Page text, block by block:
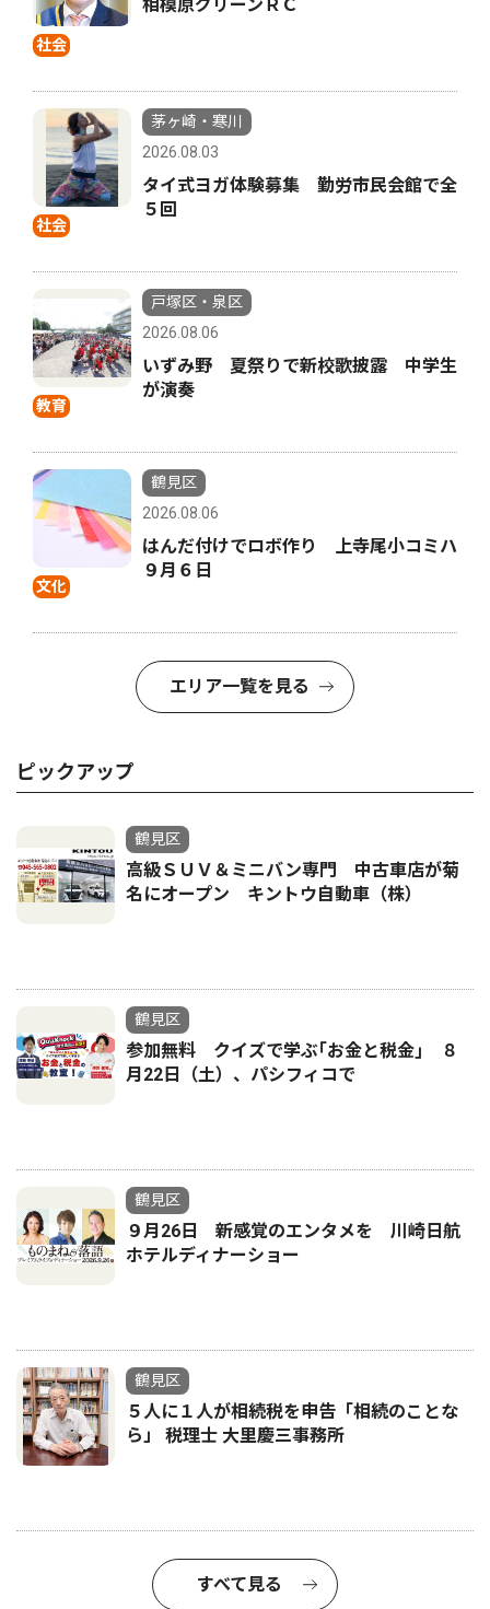
社会
相模原グリーンＲＣ
社会
茅ヶ崎・寒川
2026.08.03
タイ式ヨガ体験募集 勤労市民会館で全
５回
教育
戸塚区・泉区
2026.08.06
いずみ野 夏祭りで新校歌披露 中学生
が演奏
文化
鶴見区
2026.08.06
はんだ付けでロボ作り 上寺尾小コミハ
９月６日
エリア一覧を見る
ピックアップ
鶴見区
高級ＳＵＶ＆ミニバン専門 中古車店が菊
名にオープン キントウ自動車（株）
鶴見区
参加無料 クイズで学ぶ｢お金と税金｣ ８
月22日（土）、パシフィコで
鶴見区
９月26日 新感覚のエンタメを 川崎日航
ホテルディナーショー
鶴見区
５人に１人が相続税を申告「相続のことな
ら」 税理士 大里慶三事務所
すべて見る